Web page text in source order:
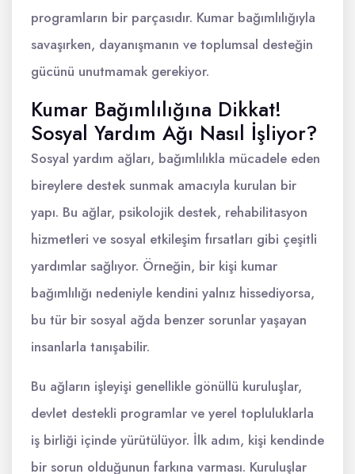
programların bir parçasıdır. Kumar bağımlılığıyla
savaşırken, dayanışmanın ve toplumsal desteğin
gücünü unutmamak gerekiyor.
Kumar Bağımlılığına Dikkat!
Sosyal Yardım Ağı Nasıl İşliyor?
Sosyal yardım ağları, bağımlılıkla mücadele eden
bireylere destek sunmak amacıyla kurulan bir
yapı. Bu ağlar, psikolojik destek, rehabilitasyon
hizmetleri ve sosyal etkileşim fırsatları gibi çeşitli
yardımlar sağlıyor. Örneğin, bir kişi kumar
bağımlılığı nedeniyle kendini yalnız hissediyorsa,
bu tür bir sosyal ağda benzer sorunlar yaşayan
insanlarla tanışabilir.
Bu ağların işleyişi genellikle gönüllü kuruluşlar,
devlet destekli programlar ve yerel topluluklarla
iş birliği içinde yürütülüyor. İlk adım, kişi kendinde
bir sorun olduğunun farkına varması. Kuruluşlar